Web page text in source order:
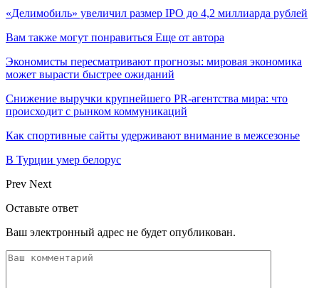
«Делимобиль» увеличил размер IPO до 4,2 миллиарда рублей
Вам также могут понравиться Еще от автора
Экономисты пересматривают прогнозы: мировая экономика
может вырасти быстрее ожиданий
Снижение выручки крупнейшего PR-агентства мира: что
происходит с рынком коммуникаций
Как спортивные сайты удерживают внимание в межсезонье
В Турции умер белорус
Prev Next
Оставьте ответ
Ваш электронный адрес не будет опубликован.